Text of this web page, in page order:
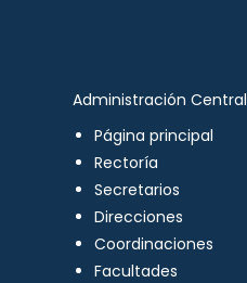
Administración Central
Página principal
Rectoría
Secretarios
Direcciones
Coordinaciones
Facultades